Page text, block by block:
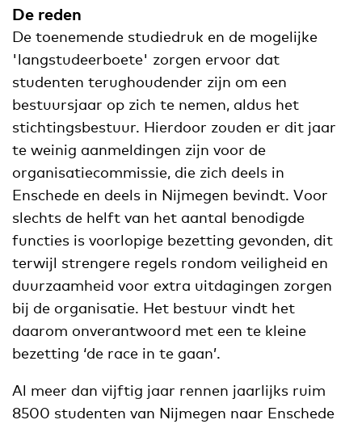
De reden
De toenemende studiedruk en de mogelijke
'langstudeerboete' zorgen ervoor dat
studenten terughoudender zijn om een
bestuursjaar op zich te nemen, aldus het
stichtingsbestuur. Hierdoor zouden er dit jaar
te weinig aanmeldingen zijn voor de
organisatiecommissie, die zich deels in
Enschede en deels in Nijmegen bevindt. Voor
slechts de helft van het aantal benodigde
functies is voorlopige bezetting gevonden, dit
terwijl strengere regels rondom veiligheid en
duurzaamheid voor extra uitdagingen zorgen
bij de organisatie. Het bestuur vindt het
daarom onverantwoord met een te kleine
bezetting ‘de race in te gaan’.
Al meer dan vijftig jaar rennen jaarlijks ruim
8500 studenten van Nijmegen naar Enschede